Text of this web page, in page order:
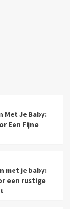
Met Je Baby:
Een Fijne
met je baby:
een rustige